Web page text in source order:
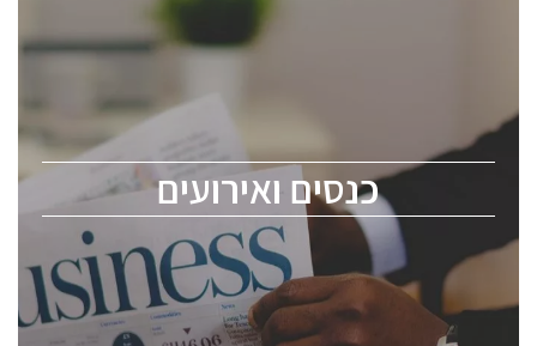
כנסים ואירועים
כנסים ואירועים
לכל העוסקים בתעשיית הסמיקונדקטור כולל מהנדסים,
ChipEx2026 will be held on May 12-13, 2026. The
conference is intended for everyone involved in the
semiconductor industry, including engineers,
professional experts, and senior executives.